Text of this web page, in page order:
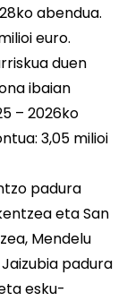
abendua.
euro.
duen
ibaian
– 2026ko
3,05 milioi
padura
eta San
Mendelu
padura
esku-